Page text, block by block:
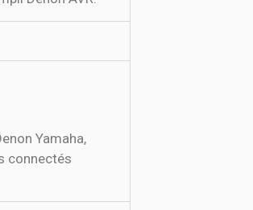
Yamaha,
connectés